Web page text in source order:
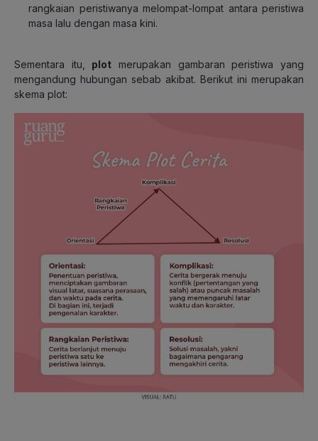
rangkaian peristiwanya melompat-lompat antara peristiwa
masa lalu dengan masa kini.
Sementara itu, plot merupakan gambaran peristiwa yang
mengandung hubungan sebab akibat. Berikut ini merupakan
skema plot: